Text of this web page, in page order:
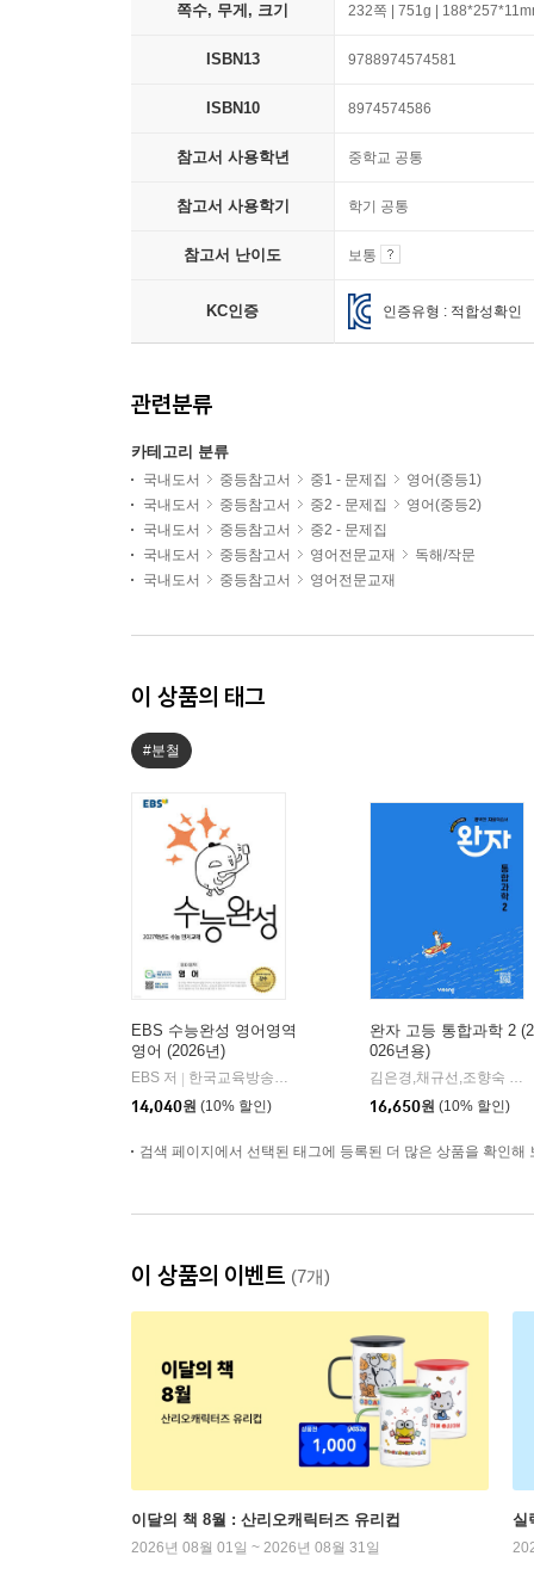
쪽수, 무게, 크기 232쪽 | 751g |
ISBN13 9788974574581
ISBN10 8974574586
참고서 사용학년 중학교 공통
참고서 사용학기 학기 공통
참고서 난이도 보통
KC인증 인증유형 : 적합성확인
관련분류
카테고리 분류
국내도서 중등참고서 중1 - 문제집
영어(중등1)
국내도서
중등참고서 중2 - 문제집
영어(중등2)
국내도서
중등참고서
중2 - 문제집
국내도서
중등참고서 영어전문교재
독해/작문
국내도서
중등참고서 영어전문교재
이 상품의 태그
#분철
EBS 수능완성 영어영역
영어 (2026년)
EBS 저
한국교육방송공사
14,040원 (10% 할인)
완자 고등 통합과학 2 (2
026년용)
김은경,채규선,조향숙 등저
16,650원 (10% 할인)
검색 페이지에서 선택된 태그에 등록된 더 많은 상품을 확인해
이 상품의 이벤트 (7개)
이달의 책 8월 : 산리오캐릭터즈 유리컵
2026년 08월 01일 ~ 2026년 08월 31일
실